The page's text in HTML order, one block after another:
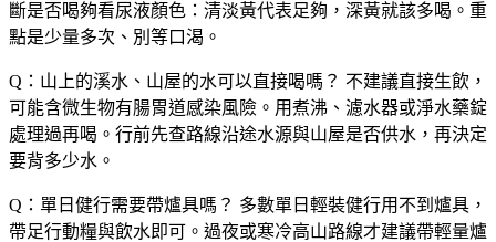
斷是否喝夠看尿液顏色：清淡黃代表足夠，深黃就該多喝。重
點是少量多次、別等口渴。
Q：山上的溪水、山屋的水可以直接喝嗎？ 不建議直接生飲，
可能含微生物有腸胃道感染風險。用煮沸、濾水器或淨水藥錠
處理過再喝。行前先查路線沿途水源與山屋是否供水，再決定
要背多少水。
Q：單日健行需要帶爐具嗎？ 多數單日輕裝健行用不到爐具，
帶足行動糧與飲水即可。過夜或寒冷高山路線才建議帶輕量爐